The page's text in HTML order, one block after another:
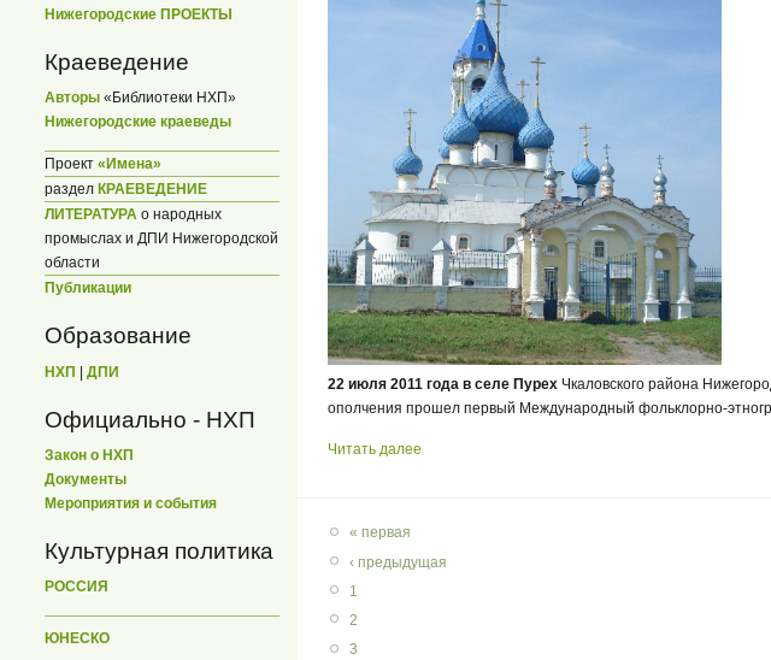
Нижегородские ПРОЕКТЫ
Краеведение
Авторы «Библиотеки НХП»
Нижегородские краеведы
Проект «Имена»
раздел КРАЕВЕДЕНИЕ
ЛИТЕРАТУРА о народных
промыслах и ДПИ Нижегородской
области
Публикации
Образование
НХП | ДПИ
Официально - НХП
Закон о НХП
Документы
Мероприятия и события
Культурная политика
РОССИЯ
ЮНЕСКО
22 июля 2011 года в селе Пурех Чкаловского района
ополчения прошел первый Международный фольклорно-
Читать далее
« первая
‹ предыдущая
1
2
3